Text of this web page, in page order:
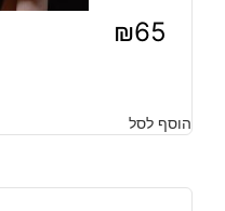
₪65
הוסף לסל